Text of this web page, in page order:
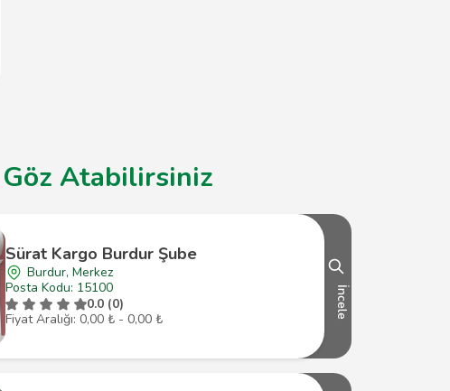
Atabilirsiniz
Sürat Kargo Burdur Şube
Burdur, Merkez
Posta Kodu: 15100
0.0 (0)
Fiyat Aralığı: 0,00 ₺ - 0,00 ₺
İncele